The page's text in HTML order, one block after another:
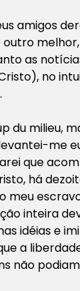
amigos
as
no
du milieu,
me
que
há
meu
inteira
idéias e
a
não